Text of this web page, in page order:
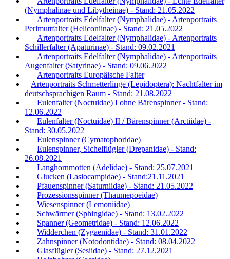
(Nymphalinae und Libytheinae) - Stand: 21.05.2022
Artenportraits Edelfalter (Nymphalidae) - Artenportraits
Perlmuttfalter (Heliconiinae) - Stand: 21.05.2022
Artenportraits Edelfalter (Nymphalidae) - Artenportraits
Schillerfalter (Apaturinae) - Stand: 09.02.2021
Artenportraits Edelfalter (Nymphalidae) - Artenportraits
Augenfalter (Satyrinae) - Stand: 09.06.2022
Artenportraits Europäische Falter
Artenportraits Schmetterlinge (Lepidoptera): Nachtfalter im
deutschsprachigen Raum - Stand: 21.08.2022
Eulenfalter (Noctuidae) I ohne Bärenspinner - Stand:
12.06.2022
Eulenfalter (Noctuidae) II / Bärenspinner (Arctiidae) -
Stand: 30.05.2022
Eulenspinner (Cymatophoridae)
Eulenspinner, Sichelflügler (Drepanidae) - Stand:
26.08.2021
Langhornmotten (Adelidae) - Stand: 25.07.2021
Glucken (Lasiocampidae) - Stand:21.11.2021
Pfauenspinner (Saturniidae) - Stand: 21.05.2022
Prozessionsspinner (Thaumepoeidae)
Wiesenspinner (Lemoniidae)
Schwärmer (Sphingidae) - Stand: 13.02.2022
Spanner (Geometridae) - Stand: 12.06.2022
Widderchen (Zygaenidae) - Stand: 31.01.2022
Zahnspinner (Notodontidae) - Stand: 08.04.2022
Glasflügler (Sesiidae) - Stand: 27.12.2021